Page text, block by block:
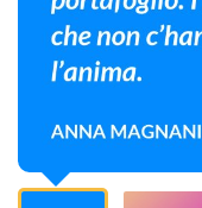
c’hanno
niente
dentro
al